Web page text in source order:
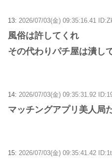
13: 2026/07/03(金) 09:35:16.41
風俗は許してくれ
その代わりパチ屋は潰し
14: 2026/07/03(金) 09:35:31.92
マッチングアプリ美人局
15: 2026/07/03(金) 09:35:41.42